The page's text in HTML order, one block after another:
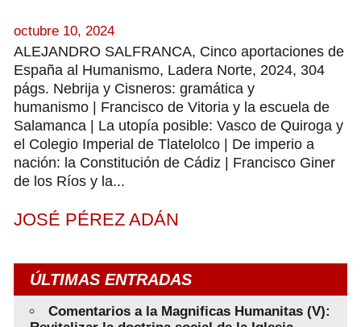
octubre 10, 2024
ALEJANDRO SALFRANCA, Cinco aportaciones de
España al Humanismo, Ladera Norte, 2024, 304
págs. Nebrija y Cisneros: gramática y
humanismo | Francisco de Vitoria y la escuela de
Salamanca | La utopía posible: Vasco de Quiroga y
el Colegio Imperial de Tlatelolco | De imperio a
nación: la Constitución de Cádiz | Francisco Giner
de los Ríos y la...
JOSÉ PÉREZ ADÁN
ÚLTIMAS ENTRADAS
Comentarios a la Magnificas Humanitas (V):